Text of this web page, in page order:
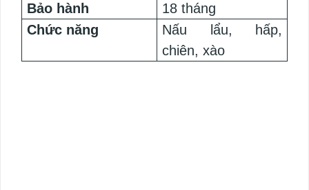
Bảo hành
18 tháng
Chức năng
Nấu lẩu, hấp,
chiên, xào